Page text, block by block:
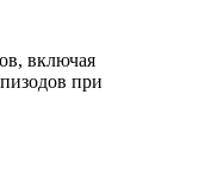
включая
при